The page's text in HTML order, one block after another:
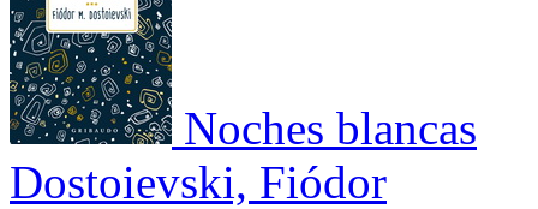
Noches blancas
Dostoievski, Fiódor